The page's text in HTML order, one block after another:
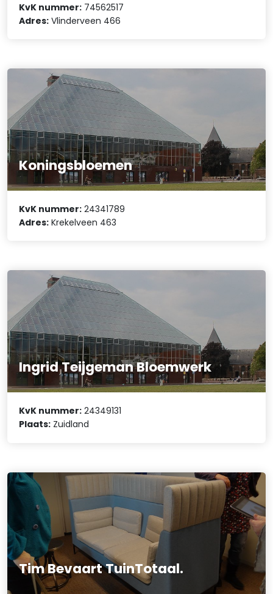
KvK nummer: 74562517
Adres: Vlinderveen 466
Koningsbloemen
KvK nummer: 24341789
Adres: Krekelveen 463
Ingrid Teijgeman Bloemwerk
KvK nummer: 24349131
Plaats: Zuidland
Tim Bevaart TuinTotaal.